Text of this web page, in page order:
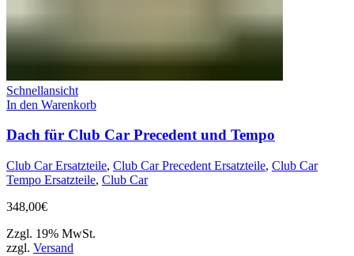
Schnellansicht
In den Warenkorb
Dach für Club Car Precedent und Tempo
Club Car Ersatzteile, Club Car Precedent Ersatzteile, Club Car
Tempo Ersatzteile, Club Car
348,00€
Zzgl. 19% MwSt.
zzgl. Versand